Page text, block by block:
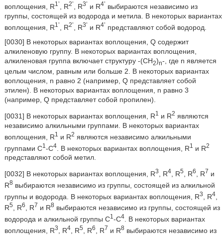
воплощения, R1’ , R2’ , R3’ и R4’ выбираются независимо из
группы, состоящей из водорода и метила. В некоторых вариантах
воплощения, R1’ , R2’ , R3’ и R4’ представляют собой водород.
[0030] В некоторых вариантах воплощения, Q содержит
алкиленовую группу. В некоторых вариантах воплощения,
алкиленовая группа включает структуру -(CH2)n-, где n является
целым числом, равным или больше 2. В некоторых вариантах
воплощения, n равно 2 (например, Q представляет собой
этилен). В некоторых вариантах воплощения, n равно 3
(например, Q представляет собой пропилен).
[0031] В некоторых вариантах воплощения, R1 и R2 являются
независимо алкильными группами. В некоторых вариантах
воплощения, R1 и R2 являются независимо алкильными
группами C1 -C4. В некоторых вариантах воплощения, R1 и R2
представляют собой метил.
[0032] В некоторых вариантах воплощения, R3 , R4, R5 , R6 , R7 и
R8выбираются независимо из группы, состоящей из алкильной
группы и водорода. В некоторых вариантах воплощения, R3 , R4,
R5 , R6 , R7 и R8выбираются независимо из группы, состоящей из
водорода и алкильной группы C1 -C4. В некоторых вариантах
воплощения, R3 , R4, R5 , R6 , R7 и R8выбираются независимо из